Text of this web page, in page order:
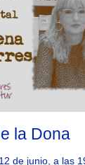
la Dona
de junio, a las